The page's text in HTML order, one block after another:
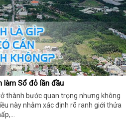
làm Sổ đỏ lần đầu
thành bước quan trọng nhưng không
này nhằm xác định rõ ranh giới thửa